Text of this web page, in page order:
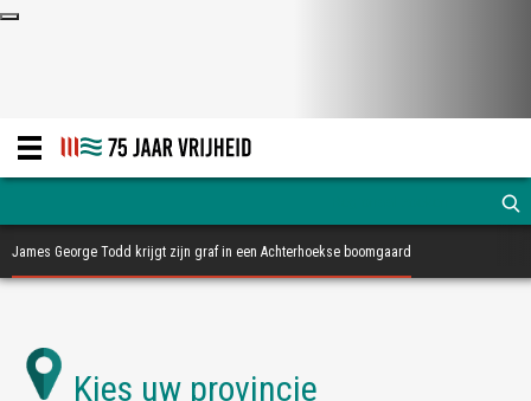
James George Todd krijgt zijn graf in een Achterhoekse boomgaard